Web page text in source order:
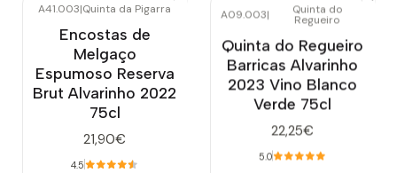
A41.003|Quinta da Pigarra
Encostas de
Melgaço
Espumoso Reserva
Brut Alvarinho 2022
75cl
21,90€
4.5
A09.003| Quinta do
Regueiro
Quinta do Regueiro
Barricas Alvarinho
2023 Vino Blanco
Verde 75cl
22,25€
5.0